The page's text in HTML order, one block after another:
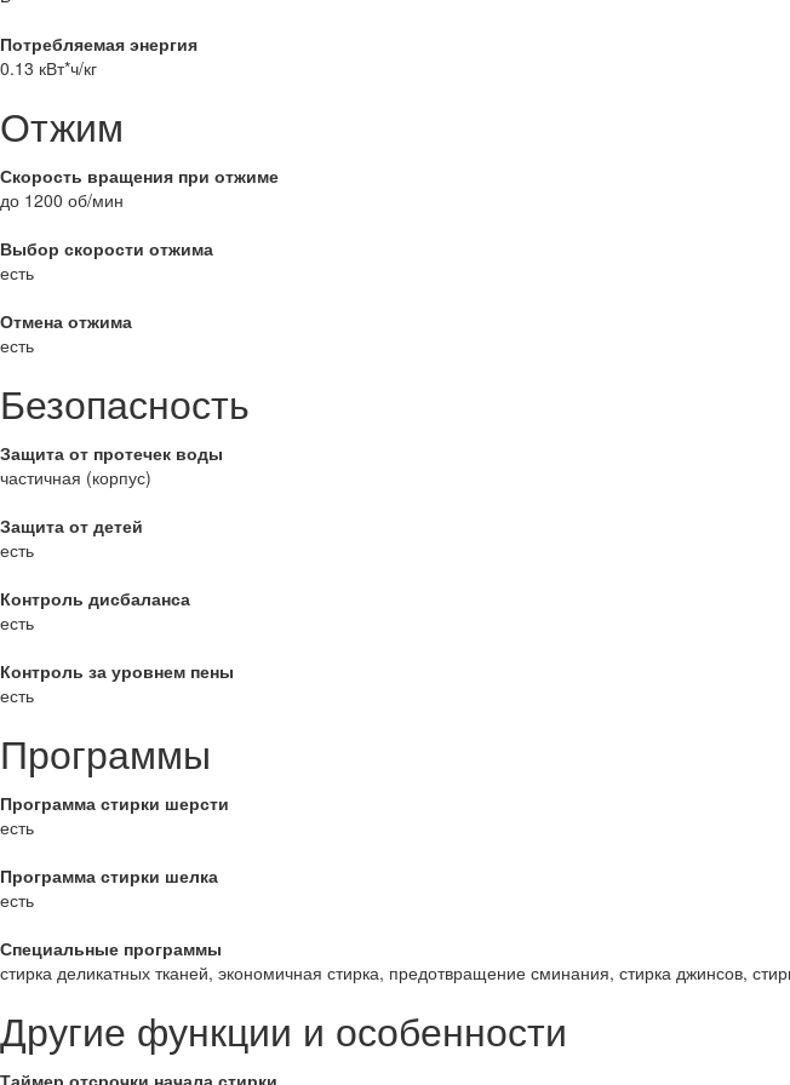
Потребляемая энергия
0.13 кВт*ч/кг
Отжим
Скорость вращения при отжиме
до 1200 об/мин
Выбор скорости отжима
есть
Отмена отжима
есть
Безопасность
Защита от протечек воды
частичная (корпус)
Защита от детей
есть
Контроль дисбаланса
есть
Контроль за уровнем пены
есть
Программы
Программа стирки шерсти
есть
Программа стирки шелка
есть
Специальные программы
стирка деликатных тканей, экономичная стирка, предотвращение сминания, стирка джинсов,
Другие функции и особенности